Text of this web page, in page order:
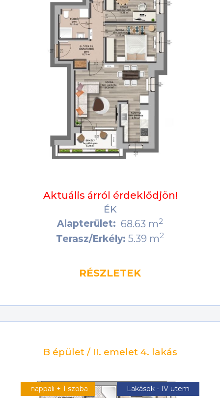
Aktuális árról érdeklődjön!
ÉK
Alapterület: 68.63 m2
Terasz/Erkély: 5.39 m2
RÉSZLETEK
B épület / II. emelet 4. lakás
nappali + 1 szoba Lakások - IV ütem